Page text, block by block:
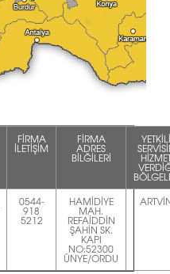
FİRMA
İLETİŞİM
FİRMA
ADRES
BİLĞİLERİ
YETKİLİ
0544-
918
5212
HAMİDİYE
MAH.
REFAİDDİN
ŞAHİN SK.
KAPI
NO:52300
ÜNYE/ORDU